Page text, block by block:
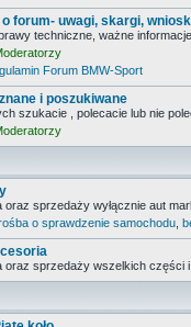
o forum- uwagi, skargi,
techniczne, ważne
Forum BMW-Sport
i poszukiwane
szukacie , polecacie lub nie
oraz sprzedaży wyłącznie aut
o sprawdzenie samochodu
oraz sprzedaży wszelkich części